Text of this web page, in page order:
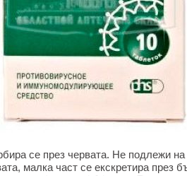
се през червата. Не подлежи
малка част се екскретира през